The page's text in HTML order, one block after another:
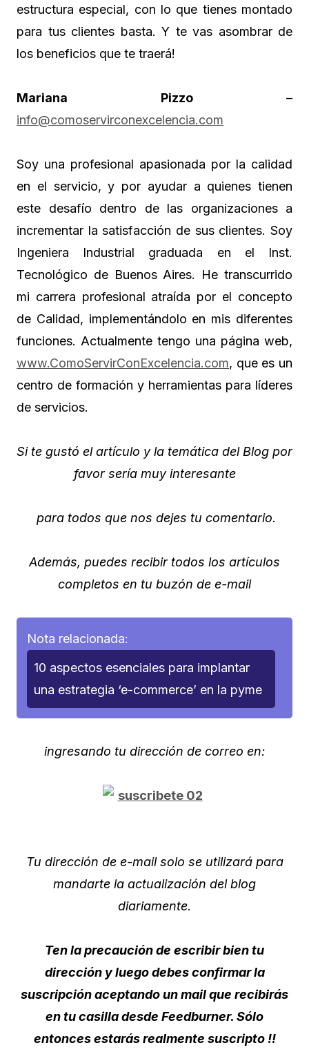
estructura especial, con lo que tienes montado
para tus clientes basta. Y te vas asombrar de
los beneficios que te traerá!
Mariana Pizzo –
info@comoservirconexcelencia.com
Soy una profesional apasionada por la calidad
en el servicio, y por ayudar a quienes tienen
este desafío dentro de las organizaciones a
incrementar la satisfacción de sus clientes. Soy
Ingeniera Industrial graduada en el Inst.
Tecnológico de Buenos Aires. He transcurrido
mi carrera profesional atraída por el concepto
de Calidad, implementándolo en mis diferentes
funciones. Actualmente tengo una página web,
www.ComoServirConExcelencia.com, que es un
centro de formación y herramientas para líderes
de servicios.
Si te gustó el artículo y la temática del Blog por
favor sería muy interesante
para todos que nos dejes tu comentario.
Además, puedes recibir todos los artículos
completos en tu buzón de e-mail
Nota relacionada:
10 aspectos esenciales para implantar
una estrategia ‘e-commerce’ en la pyme
ingresando tu dirección de correo en:
Tu dirección de e-mail solo se utilizará para
mandarte la actualización del blog
diariamente.
Ten la precaución de escribir bien tu
dirección y luego debes confirmar la
suscripción aceptando un mail que recibirás
en tu casilla desde Feedburner. Sólo
entonces estarás realmente suscripto !!